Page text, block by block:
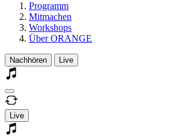
Programm
Mitmachen
Workshops
Über ORANGE
Nachhören Live
Live